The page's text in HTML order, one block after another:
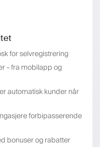
for selvregistrering
- fra mobilapp og
automatisk kunder når
forbipasserende
bonuser og rabatter